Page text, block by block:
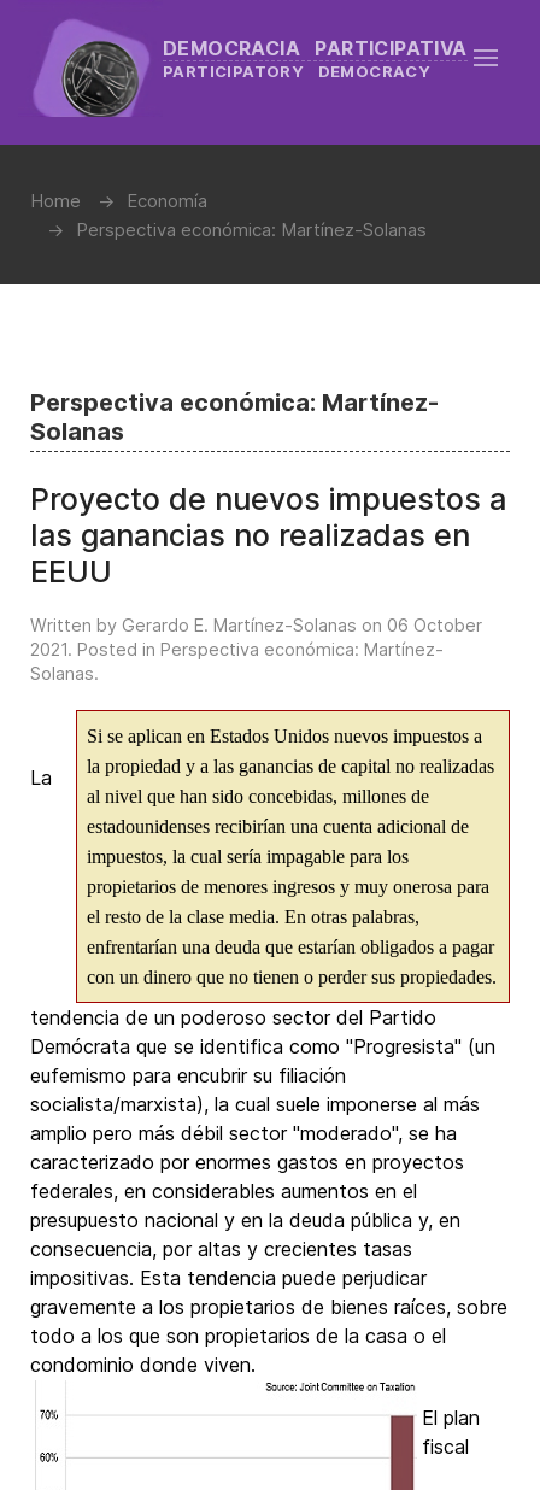
DEMOCRACIA PARTICIPATIVA
PARTICIPATORY DEMOCRACY
Home
Economía
Perspectiva económica: Martínez-Solanas
Perspectiva económica: Martínez-
Solanas
Proyecto de nuevos impuestos a
las ganancias no realizadas en
EEUU
Written by Gerardo E. Martínez-Solanas on 06 October
2021. Posted in Perspectiva económica: Martínez-
Solanas.
Si se aplican en Estados Unidos nuevos impuestos a
la propiedad y a las ganancias de capital no realizadas
al nivel que han sido concebidas, millones de
estadounidenses recibirían una cuenta adicional de
impuestos, la cual sería impagable para los
propietarios de menores ingresos y muy onerosa para
el resto de la clase media. En otras palabras,
enfrentarían una deuda que estarían obligados a pagar
con un dinero que no tienen o perder sus propiedades.
La
tendencia de un poderoso sector del Partido
Demócrata que se identifica como "Progresista" (un
eufemismo para encubrir su filiación
socialista/marxista), la cual suele imponerse al más
amplio pero más débil sector "moderado", se ha
caracterizado por enormes gastos en proyectos
federales, en considerables aumentos en el
presupuesto nacional y en la deuda pública y, en
consecuencia, por altas y crecientes tasas
impositivas. Esta tendencia puede perjudicar
gravemente a los propietarios de bienes raíces, sobre
todo a los que son propietarios de la casa o el
condominio donde viven.
El plan
fiscal